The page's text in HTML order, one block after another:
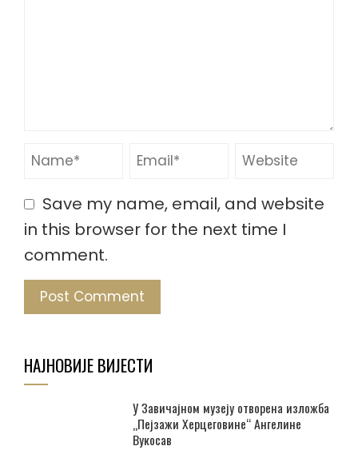
Save my name, email, and website
in this browser for the next time I
comment.
НАЈНОВИЈЕ ВИЈЕСТИ
У Завичајном музеју отворена изложба
„Пејзажи Херцеговине“ Ангелине
Вукосав